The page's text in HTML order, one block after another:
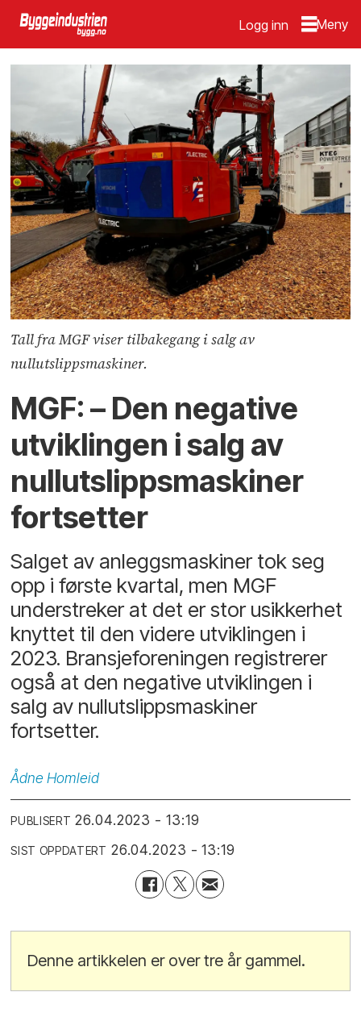
Logg inn
Tall fra MGF viser tilbakegang i salg av
nullutslippsmaskiner.
MGF: – Den negative
utviklingen i salg av
nullutslippsmaskiner
fortsetter
Salget av anleggsmaskiner tok seg
opp i første kvartal, men MGF
understreker at det er stor usikkerhet
knyttet til den videre utviklingen i
2023. Bransjeforeningen registrerer
også at den negative utviklingen i
salg av nullutslippsmaskiner
fortsetter.
Ådne Homleid
PUBLISERT 26.04.2023 - 13:19
SIST OPPDATERT 26.04.2023 - 13:19
Denne artikkelen er over tre år gammel.